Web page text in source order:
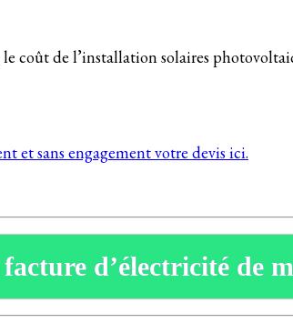
coût de l’installation solaires
et sans engagement votre devis ici.
d’électricité de